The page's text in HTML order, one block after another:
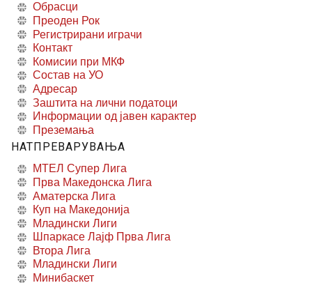
Обрасци
Преоден Рок
Регистрирани играчи
Контакт
Комисии при МКФ
Состав на УО
Адресар
Заштита на лични податоци
Информации од јавен карактер
Преземања
НАТПРЕВАРУВАЊА
МТЕЛ Супер Лига
Прва Македонска Лига
Аматерска Лига
Куп на Македонија
Младински Лиги
Шпаркасе Лајф Прва Лига
Втора Лига
Младински Лиги
Минибаскет